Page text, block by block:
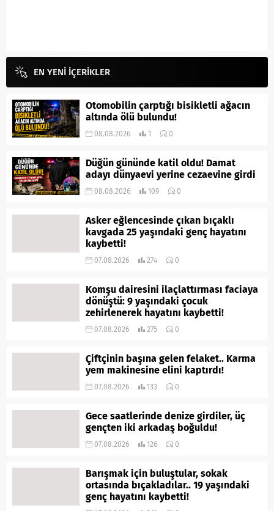
EN YENİ İÇERİKLER
Otomobilin çarptığı bisikletli ağacın
altında ölü bulundu!
08.08.2026 1 0
Düğün gününde katil oldu! Damat
adayı dünyaevi yerine cezaevine girdi
08.08.2026 109 0
Asker eğlencesinde çıkan bıçaklı
kavgada 25 yaşındaki genç hayatını
kaybetti!
07.08.2026 274 0
Komşu dairesini ilaçlattırması faciaya
dönüştü: 9 yaşındaki çocuk
zehirlenerek hayatını kaybetti!
07.08.2026 275 0
Çiftçinin başına gelen felaket.. Karma
yem makinesine elini kaptırdı!
07.08.2026 133 0
Gece saatlerinde denize girdiler, üç
gençten iki arkadaş boğuldu!
07.08.2026 126 0
Barışmak için buluştular, sokak
ortasında bıçakladılar.. 19 yaşındaki
genç hayatını kaybetti!